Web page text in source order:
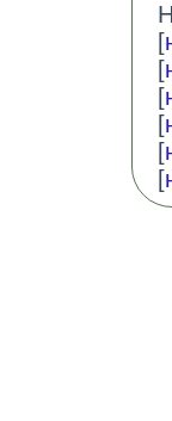
[
[
[
[
[
[